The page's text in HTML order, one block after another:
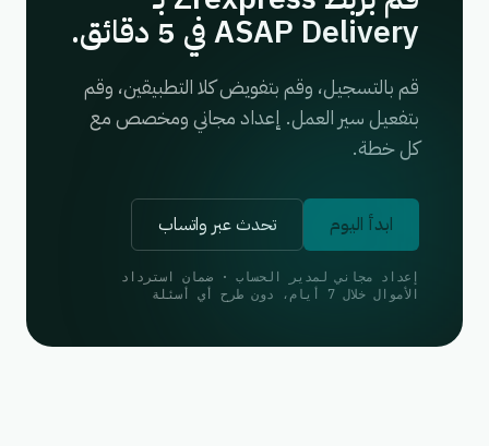
ASAP Delivery في 5 دقائق.
قم بالتسجيل، وقم بتفويض كلا التطبيقين، وقم
بتفعيل سير العمل. إعداد مجاني ومخصص مع
كل خطة.
ابدأ اليوم تحدث عبر واتساب
إعداد مجاني لمدير الحساب · ضمان استرداد
الأموال خلال 7 أيام، دون طرح أي أسئلة